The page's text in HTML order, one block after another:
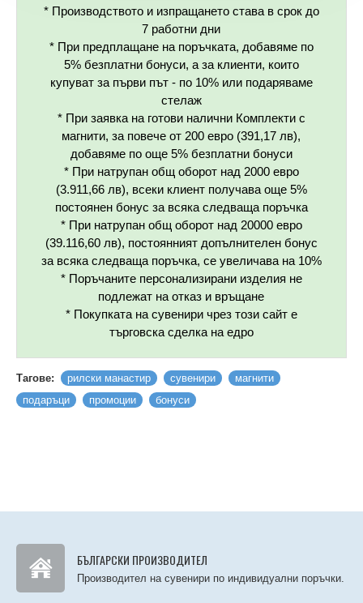
* Производството и изпращането става в срок до
7 работни дни
* При предплащане на поръчката, добавяме по
5% безплатни бонуси, а за клиенти, които
купуват за първи път - по 10% или подаряваме
стелаж
* При заявка на готови налични Комплекти с
магнити, за повече от 200 евро (391,17 лв),
добавяме по още 5% безплатни бонуси
* При натрупан общ оборот над 2000 евро
(3.911,66 лв), всеки клиент получава още 5%
постоянен бонус за всяка следваща поръчка
* При натрупан общ оборот над 20000 евро
(39.116,60 лв), постоянният допълнителен бонус
за всяка следваща поръчка, се увеличава на 10%
* Поръчаните персонализирани изделия не
подлежат на отказ и връщане
* Покупката на сувенири чрез този сайт е
търговска сделка на едро
Тагове: рилски манастир сувенири
магнити
подаръци
промоции бонуси
БЪЛГАРСКИ ПРОИЗВОДИТЕЛ
Производител на сувенири по индивидуални поръчки.